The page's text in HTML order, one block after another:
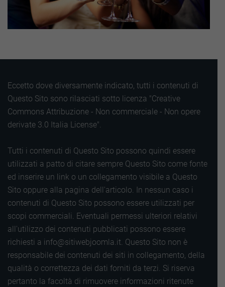
Eccetto dove diversamente indicato, tutti i contenuti di
Questo Sito sono rilasciati sotto licenza "Creative
Commons Attribuzione - Non commerciale - Non opere
derivate 3.0 Italia License".
Tutti i contenuti di Questo Sito possono quindi essere
utilizzati a patto di citare sempre Questo Sito come fonte
ed inserire un link o un collegamento visibile a Questo
Sito oppure alla pagina dell'articolo. In nessun caso i
contenuti di Questo Sito possono essere utilizzati per
scopi commerciali. Eventuali permessi ulteriori relativi
all'utilizzo dei contenuti pubblicati possono essere
richiesti a info@sitiwebjoomla.it. Questo Sito non è
responsabile dei contenuti dei siti in collegamento, della
qualità o correttezza dei dati forniti da terzi. Si riserva
pertanto la facoltà di rimuovere informazioni ritenute